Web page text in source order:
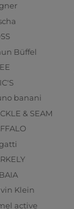
Büffel
banani
& SEAM
Klein
active